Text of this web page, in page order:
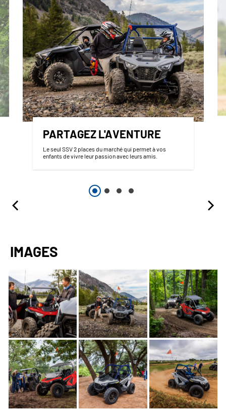
PARTAGEZ L'AVENTURE
Le seul SSV 2 places du marché qui permet à vos
enfants de vivre leur passion avec leurs amis.
IMAGES